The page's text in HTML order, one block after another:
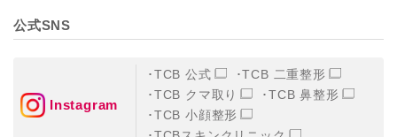
公式SNS
Instagram
TCB 公式
TCB 二重整形
TCB クマ取り
TCB 鼻整形
TCB 小顔整形